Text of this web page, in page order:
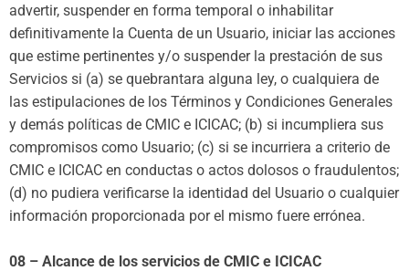
advertir, suspender en forma temporal o inhabilitar
definitivamente la Cuenta de un Usuario, iniciar las acciones
que estime pertinentes y/o suspender la prestación de sus
Servicios si (a) se quebrantara alguna ley, o cualquiera de
las estipulaciones de los Términos y Condiciones Generales
y demás políticas de CMIC e ICICAC; (b) si incumpliera sus
compromisos como Usuario; (c) si se incurriera a criterio de
CMIC e ICICAC en conductas o actos dolosos o fraudulentos;
(d) no pudiera verificarse la identidad del Usuario o cualquier
información proporcionada por el mismo fuere errónea.
08 – Alcance de los servicios de CMIC e ICICAC